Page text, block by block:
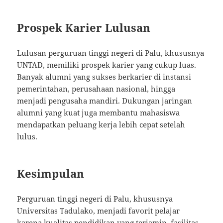
Prospek Karier Lulusan
Lulusan perguruan tinggi negeri di Palu, khususnya
UNTAD, memiliki prospek karier yang cukup luas.
Banyak alumni yang sukses berkarier di instansi
pemerintahan, perusahaan nasional, hingga
menjadi pengusaha mandiri. Dukungan jaringan
alumni yang kuat juga membantu mahasiswa
mendapatkan peluang kerja lebih cepat setelah
lulus.
Kesimpulan
Perguruan tinggi negeri di Palu, khususnya
Universitas Tadulako, menjadi favorit pelajar